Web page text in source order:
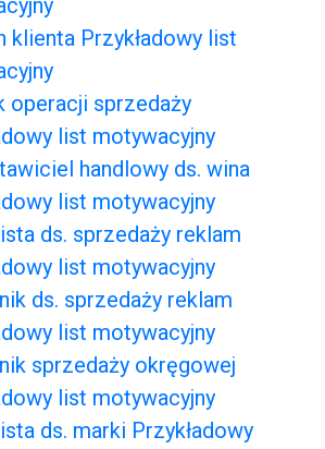
klienta Przykładowy list
operacji sprzedaży
list motywacyjny
handlowy ds. wina
list motywacyjny
ds. sprzedaży reklam
list motywacyjny
ds. sprzedaży reklam
list motywacyjny
sprzedaży okręgowej
list motywacyjny
ds. marki Przykładowy